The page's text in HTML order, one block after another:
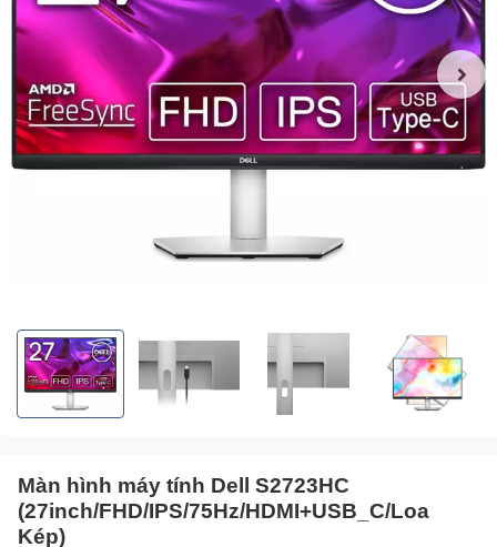
Màn hình máy tính Dell S2723HC
(27inch/FHD/IPS/75Hz/HDMI+USB_C/Loa
Kép)